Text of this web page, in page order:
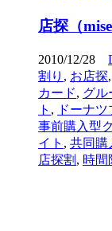
店探（
2010/12/28
割り , お店探,
カード, グル
ト , ドーナツ
事前購入型
イト , 共同購
店探割 , 時間